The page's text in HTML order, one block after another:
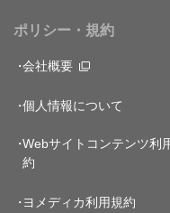
ポリシー・規約
会社概要
個人情報について
Webサイトコンテンツ利
約
ヨメディカ利用規約